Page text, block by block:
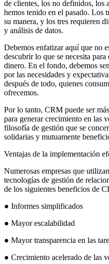
de clientes, los no definidos, los
hemos tenido en el pasado. Los
su manera, y los tres requieren
y análisis de datos.
Debemos enfatizar aquí que no
descubrir lo que se necesita
dinero. En el fondo, debemos
por las necesidades y
después de todo, quienes
ofrecemos.
Por lo tanto, CRM puede ser
para generar crecimiento en las
filosofía de gestión que se
solidarias y mutuamente
Ventajas de la implementación
Numerosas empresas que
tecnologías de gestión de
de los siguientes beneficios de
● Informes simplificados
● Mayor escalabilidad
● Mayor transparencia en las
● Crecimiento acelerado de las